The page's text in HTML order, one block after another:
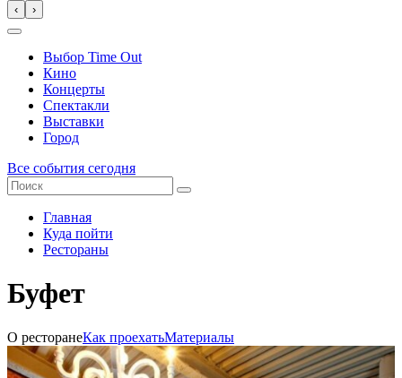
‹ ›
Выбор Time Out
Кино
Концерты
Спектакли
Выставки
Город
Все события сегодня
Главная
Куда пойти
Рестораны
Буфет
О ресторанеКак проехатьМатериалы